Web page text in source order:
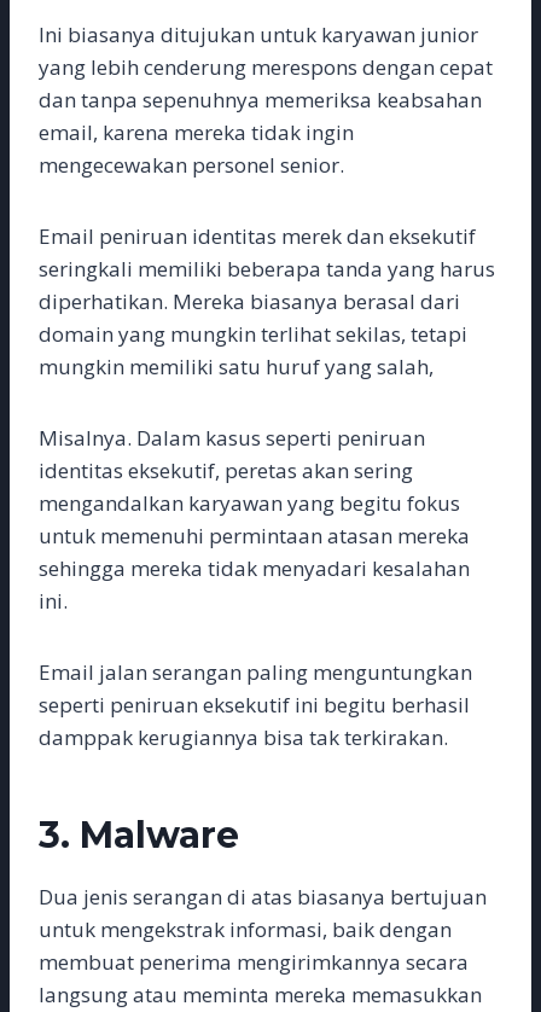
Ini biasanya ditujukan untuk karyawan junior
yang lebih cenderung merespons dengan cepat
dan tanpa sepenuhnya memeriksa keabsahan
email, karena mereka tidak ingin
mengecewakan personel senior.
Email peniruan identitas merek dan eksekutif
seringkali memiliki beberapa tanda yang harus
diperhatikan. Mereka biasanya berasal dari
domain yang mungkin terlihat sekilas, tetapi
mungkin memiliki satu huruf yang salah,
Misalnya. Dalam kasus seperti peniruan
identitas eksekutif, peretas akan sering
mengandalkan karyawan yang begitu fokus
untuk memenuhi permintaan atasan mereka
sehingga mereka tidak menyadari kesalahan
ini.
Email jalan serangan paling menguntungkan
seperti peniruan eksekutif ini begitu berhasil
damppak kerugiannya bisa tak terkirakan.
3. Malware
Dua jenis serangan di atas biasanya bertujuan
untuk mengekstrak informasi, baik dengan
membuat penerima mengirimkannya secara
langsung atau meminta mereka memasukkan